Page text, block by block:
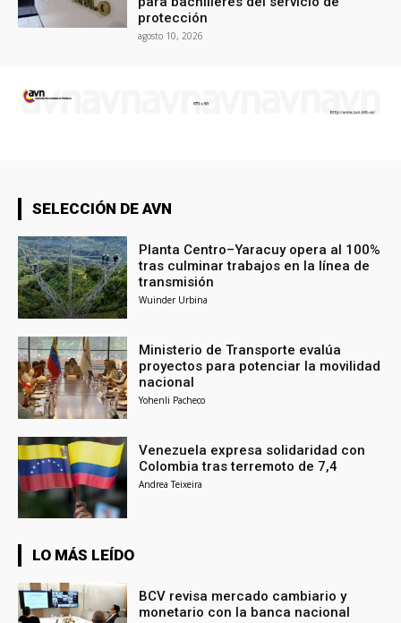
protección
agosto 10, 2026
SELECCIÓN DE AVN
Planta Centro–Yaracuy opera al 100%
tras culminar trabajos en la línea de
transmisión
Wuinder Urbina
Ministerio de Transporte evalúa
proyectos para potenciar la movilidad
nacional
Yohenli Pacheco
Venezuela expresa solidaridad con
Colombia tras terremoto de 7,4
Andrea Teixeira
LO MÁS LEÍDO
BCV revisa mercado cambiario y
monetario con la banca nacional